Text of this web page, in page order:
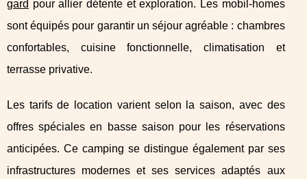
gard pour allier détente et exploration. Les mobil-homes
sont équipés pour garantir un séjour agréable : chambres
confortables, cuisine fonctionnelle, climatisation et
terrasse privative.
Les tarifs de location varient selon la saison, avec des
offres spéciales en basse saison pour les réservations
anticipées. Ce camping se distingue également par ses
infrastructures modernes et ses services adaptés aux